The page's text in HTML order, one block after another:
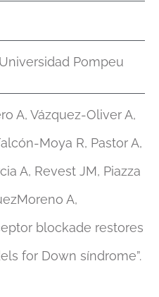
Universidad Pompeu
A, Vázquez-Oliver A,
Moya R, Pastor A,
A, Revest JM, Piazza
A,
blockade restores
for Down síndrome”.